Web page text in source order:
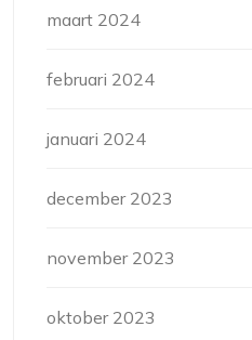
maart 2024
februari 2024
januari 2024
december 2023
november 2023
oktober 2023